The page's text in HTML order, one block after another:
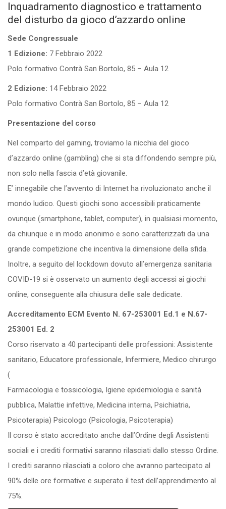
Inquadramento diagnostico e trattamento
del disturbo da gioco d’azzardo online
Sede Congressuale
1 Edizione: 7 Febbraio 2022
Polo formativo Contrà San Bortolo, 85 – Aula 12
2 Edizione: 14 Febbraio 2022
Polo formativo Contrà San Bortolo, 85 – Aula 12
Presentazione del corso
Nel comparto del gaming, troviamo la nicchia del gioco
d’azzardo online (gambling) che si sta diffondendo sempre più,
non solo nella fascia d’età giovanile.
E’ innegabile che l’avvento di Internet ha rivoluzionato anche il
mondo ludico. Questi giochi sono accessibili praticamente
ovunque (smartphone, tablet, computer), in qualsiasi momento,
da chiunque e in modo anonimo e sono caratterizzati da una
grande competizione che incentiva la dimensione della sfida.
Inoltre, a seguito del lockdown dovuto all’emergenza sanitaria
COVID-19 si è osservato un aumento degli accessi ai giochi
online, conseguente alla chiusura delle sale dedicate.
Accreditamento ECM Evento N. 67-253001 Ed.1 e N.67-
253001 Ed. 2
Corso riservato a 40 partecipanti delle professioni: Assistente
sanitario, Educatore professionale, Infermiere, Medico chirurgo
(
Farmacologia e tossicologia, Igiene epidemiologia e sanità
pubblica, Malattie infettive, Medicina interna, Psichiatria,
Psicoterapia) Psicologo (Psicologia, Psicoterapia)
Il corso è stato accreditato anche dall’Ordine degli Assistenti
sociali e i crediti formativi saranno rilasciati dallo stesso Ordine.
I crediti saranno rilasciati a coloro che avranno partecipato al
90% delle ore formative e superato il test dell’apprendimento al
75%.